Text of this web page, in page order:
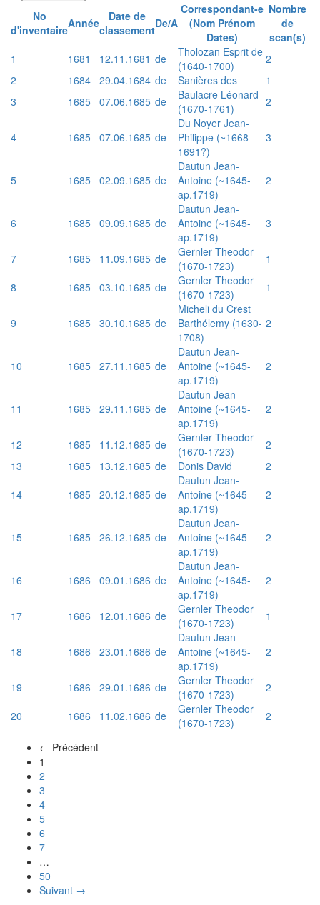
No
d'inventaireAnnée
Date de
classementDe/A
Correspondant-e
(Nom Prénom
Dates)
Nombre
de
scan(s)
1
1681 12.11.1681 de
Tholozan Esprit de
(1640-1700)
2
2
1684 29.04.1684 de Sanières des
1
3
1685 07.06.1685 de
Baulacre Léonard
(1670-1761)
2
4 1685 07.06.1685 de
Du Noyer Jean-
Philippe (~1668-
1691?)
3
5 1685 02.09.1685 de
Dautun Jean-
Antoine (~1645-
ap.1719)
2
6 1685 09.09.1685 de
Dautun Jean-
Antoine (~1645-
ap.1719)
3
7 1685 11.09.1685 de
Gernler Theodor
(1670-1723)
1
8
1685 03.10.1685 de
Gernler Theodor
(1670-1723)
1
9 1685 30.10.1685 de
Micheli du Crest
Barthélemy (1630-
1708)
2
10 1685 27.11.1685 de
Dautun Jean-
Antoine (~1645-
ap.1719)
2
11 1685 29.11.1685 de
Dautun Jean-
Antoine (~1645-
ap.1719)
2
12 1685 11.12.1685 de
Gernler Theodor
(1670-1723)
2
13
1685 13.12.1685 de Donis David
2
14
1685 20.12.1685 de
Dautun Jean-
Antoine (~1645-
ap.1719)
2
15 1685 26.12.1685 de
Dautun Jean-
Antoine (~1645-
ap.1719)
2
16 1686 09.01.1686 de
Dautun Jean-
Antoine (~1645-
ap.1719)
2
17 1686 12.01.1686 de
Gernler Theodor
(1670-1723)
1
18 1686 23.01.1686 de
Dautun Jean-
Antoine (~1645-
ap.1719)
2
19 1686 29.01.1686 de
Gernler Theodor
(1670-1723)
2
20
1686 11.02.1686 de
Gernler Theodor
(1670-1723)
2
← Précédent
1
2
3
4
5
6
7
…
50
Suivant →